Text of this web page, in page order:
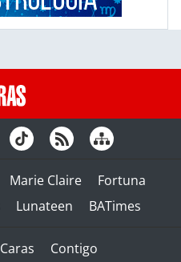
Marie Claire
Fortuna
Lunateen BATimes
Caras Contigo